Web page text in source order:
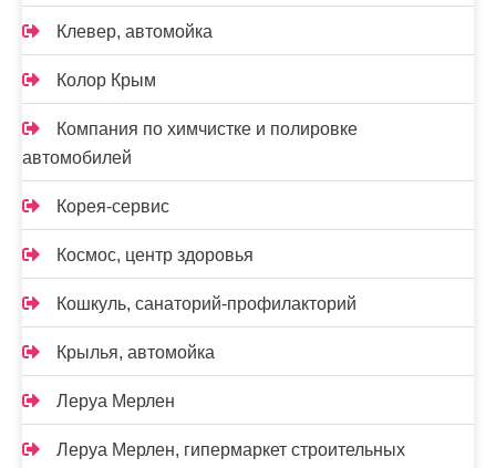
Клевер, автомойка
Колор Крым
Компания по химчистке и полировке
автомобилей
Корея-сервис
Космос, центр здоровья
Кошкуль, санаторий-профилакторий
Крылья, автомойка
Леруа Мерлен
Леруа Мерлен, гипермаркет строительных